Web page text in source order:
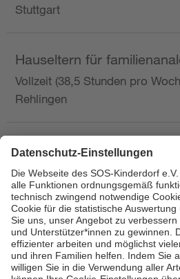
Stuttgart
Hauseltern für
Vollzeit (38,5 Stunden pro
Rehlingen
Hauswirtschafterin /
Ausbilderin (m/w/d) im
Nahrungszubereitung
in Vollzeit (38,5 Std./Wo.),
Saarbrücken, Saarbrücken